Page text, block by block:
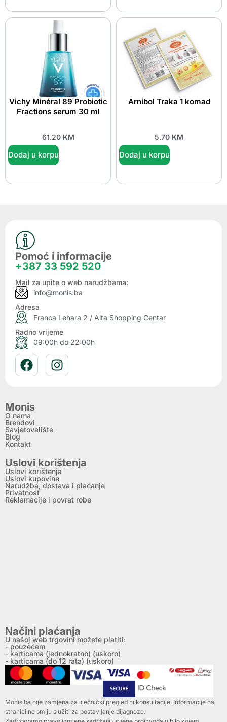
Vichy Minéral 89 Probiotic
Fractions serum 30 ml
61.20 KM
Dodaj u korpu
Arnibol Traka 1 komad
5.70 KM
Dodaj u korpu
Pomoć i informacije
+387 33 592 520
Mail za upite o web narudžbama:
info@monis.ba
Adresa
Franca Lehara 2 / Alta Shopping Centar
Radno vrijeme
09:00h do 22:00h
Monis
O nama
Brendovi
Savjetovalište
Blog
Kontakt
Uslovi korištenja
Uslovi korištenja
Uslovi kupovine
Narudžba, dostava i plaćanje
Privatnost
Reklamacije i povrat robe
Načini plaćanja
U našoj web trgovini možete platiti:
- pouzećem
- karticama (jednokratno) (uskoro)
- karticama (do 12 rata) (uskoro)
Monis.ba nije zamjena za liječnički pregled ni konsultacije. Informacije na
stranici ne smiju služiti za postavljanje dijagnoze.